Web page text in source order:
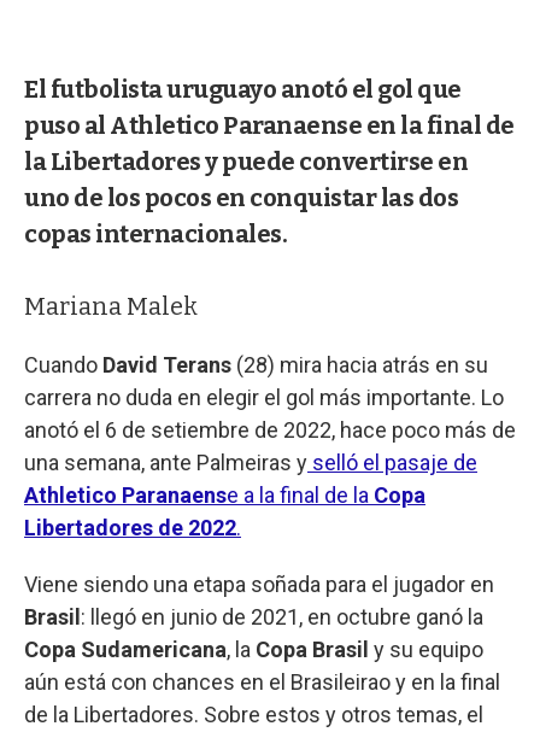
El futbolista uruguayo anotó el gol que
puso al Athletico Paranaense en la final de
la Libertadores y puede convertirse en
uno de los pocos en conquistar las dos
copas internacionales.
Mariana Malek
Cuando David Terans (28) mira hacia atrás en su
carrera no duda en elegir el gol más importante. Lo
anotó el 6 de setiembre de 2022, hace poco más de
una semana, ante Palmeiras y selló el pasaje de
Athletico Paranaense a la final de la Copa
Libertadores de 2022.
Viene siendo una etapa soñada para el jugador en
Brasil : llegó en junio de 2021, en octubre ganó la
Copa Sudamericana, la Copa Brasil y su equipo
aún está con chances en el Brasileirao y en la final
de la Libertadores. Sobre estos y otros temas, el